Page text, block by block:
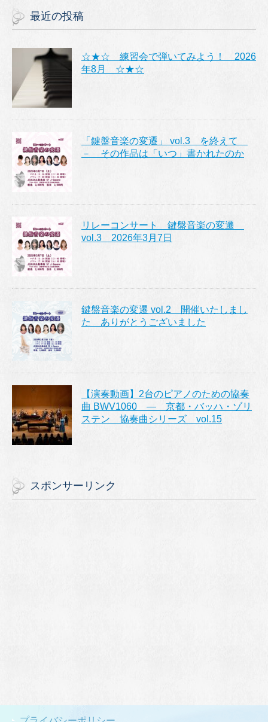
最近の投稿
☆★☆ 練習会で弾いてみよう！ 2026
年8月 ☆★☆
「鍵盤音楽の変遷」 vol.3 を終えて
－ その作品は「いつ」書かれたのか
リレーコンサート 鍵盤音楽の変遷
vol.3 2026年3月7日
鍵盤音楽の変遷 vol.2 開催いたしまし
た ありがとうございました
【演奏動画】2台のピアノのための協奏
曲 BWV1060 ― 京都・バッハ・ゾリ
ステン 協奏曲シリーズ vol.15
スポンサーリンク